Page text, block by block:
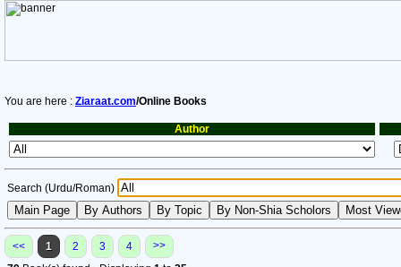
You are here : Ziaraat.com/Online Books
Author
Search (Urdu/Roman)
<< 1 2 3 4
>>